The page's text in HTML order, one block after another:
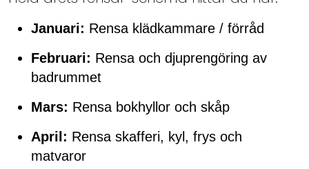
Januari: Rensa klädkammare / förråd
Februari: Rensa och djuprengöring av
badrummet
Mars: Rensa bokhyllor och skåp
April: Rensa skafferi, kyl, frys och
matvaror